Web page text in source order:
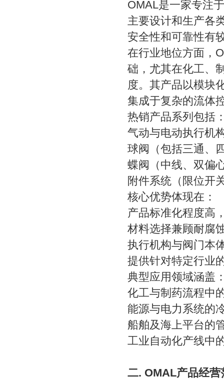
OMAL是一家专注
主要设计和生产各
安全性和可靠性有
在行业地位方面，
础，尤其在化工、
度。其产品以模块
集成于复杂的流体
热销产品系列包括
气动与电动执行机
球阀（包括三通、
蝶阀（中线、双偏
附件系统（限位开
核心优势体现在：
产品标准化程度高
材料选择兼顾耐腐
执行机构与阀门本
提供针对特定行业
典型应用领域涵盖
化工与制药流程中
能源与电力系统的
船舶及海上平台的
工业自动化产线中
二. OMAL产品经营